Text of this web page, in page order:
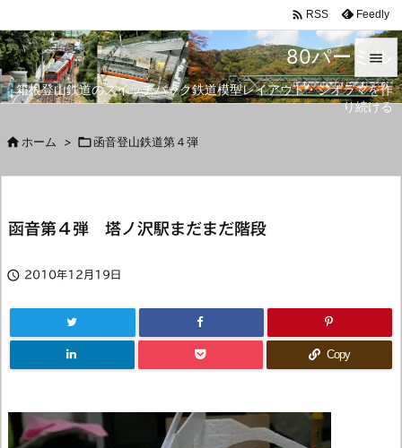
80パーミル
箱根登山鉄道のスイッチバック鉄道模型レイアウト・ジオラマを作
り続ける


メニュ
 RSS Feedly
 ホーム > 函音登山鉄道第４弾
函音第４弾 塔ノ沢駅まだまだ階段
 2010年12月19日
Copy